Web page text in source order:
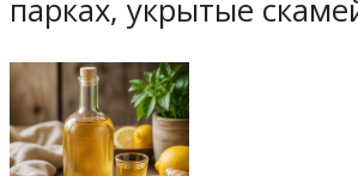
парках, укрытые